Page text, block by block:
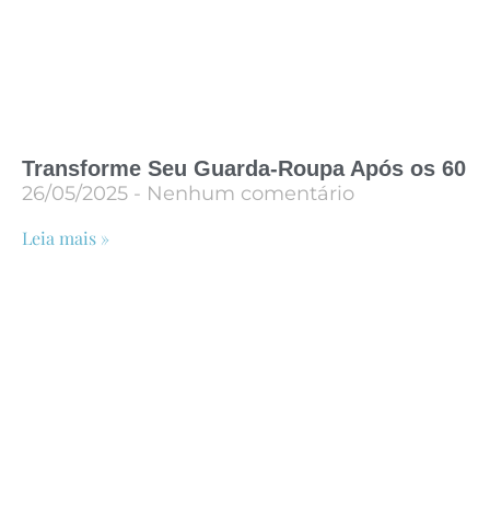
Transforme Seu Guarda-Roupa Após os 60
26/05/2025
Nenhum comentário
Leia mais »